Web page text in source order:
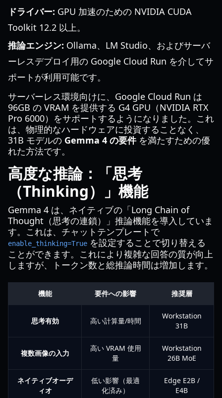
ドライバー: GPU 加速のための NVIDIA CUDA
Toolkit 12.2 以上。
推論エンジン: Ollama、LM Studio、およびサーバ
ーレスデプロイ用の Google Cloud Run を介してサ
ポートが利用可能です。
サーバーレス環境向けに、Google Cloud Run は
96GB の VRAM を提供する G4 GPU（NVIDIA RTX
Pro 6000）をサポートするようになりました。これ
は、物理的なハードウェアに投資することなく、
31B モデルの Gemma 4 の要件を満たすための優
れた方法です。
高度な推論：「思考
（Thinking）」機能
Gemma 4 は、ネイティブの「Long Chain of
Thought（思考の連鎖）」推論機能を導入していま
す。これは、チャットテンプレートで
enable_thinking=True を設定することで切り替える
ことができます。これにより複雑な回答の質が向上
しますが、トークン数と総推論時間は増加します。
機能 要件への影響 推奨層
思考有効 高い計算量/時間
Workstation
31B
複数画像の入力
高い VRAM 使用
量
Workstation
26B MoE
ネイティブオーデ
ィオ
低い影響（最適
化済み）
Edge E2B /
E4B